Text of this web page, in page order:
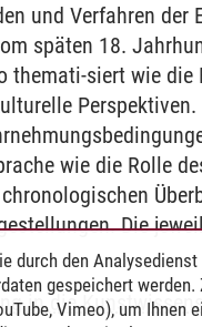
und Verfahren der
späten 18.
themati-siert wie die
wie die Rolle
Die
in die
durch den
gespeichert
Vimeo), um Ihnen